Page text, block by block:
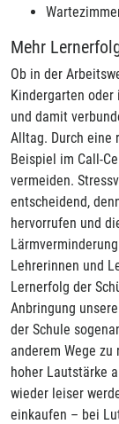
Mehr
Ob in der
Kindergarten oder
und damit
Alltag. Durch eine
Beispiel im Call-
vermeiden.
entscheidend,
hervorrufen und
Lehrerinnen und
Lernerfolg der
Anbringung
der Schule
anderem Wege zu
hoher Lautstärke
wieder leiser
einkaufen – bei